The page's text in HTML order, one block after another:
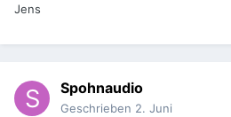
Jens
Spohnaudio
Geschrieben 2. Juni